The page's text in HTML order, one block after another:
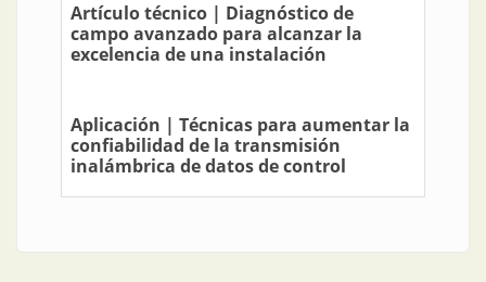
Artículo técnico | Diagnóstico de
campo avanzado para alcanzar la
excelencia de una instalación
Aplicación | Técnicas para aumentar la
confiabilidad de la transmisión
inalámbrica de datos de control